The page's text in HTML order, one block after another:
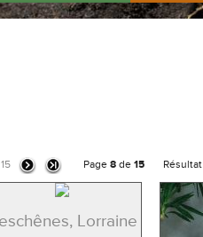
15 Page 8 de 15 Résultat
Lorraine